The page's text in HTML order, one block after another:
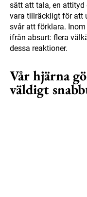
sätt att tala, en attityd
vara tillräckligt för att
svår att förklara.
ifrån absurt: flera
dessa reaktioner.
Vår hjärna
väldigt